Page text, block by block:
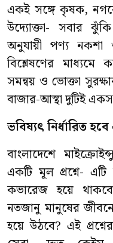
একই সঙ্গে কৃষক,
উদ্যোক্তা- সবার ঝুঁকি
অনুযায়ী পণ্য নকশা
বিশ্লেষণের মাধ্যমে
সমন্বয় ও ভোক্তা
বাজার-আস্থা দুটিই
ভবিষ্যৎ নির্ধারিত
বাংলাদেশে
একটি মূল প্রশ্নে-
কভারেজ হয়ে
নতজানু মানুষের
হয়ে উঠবে? এই